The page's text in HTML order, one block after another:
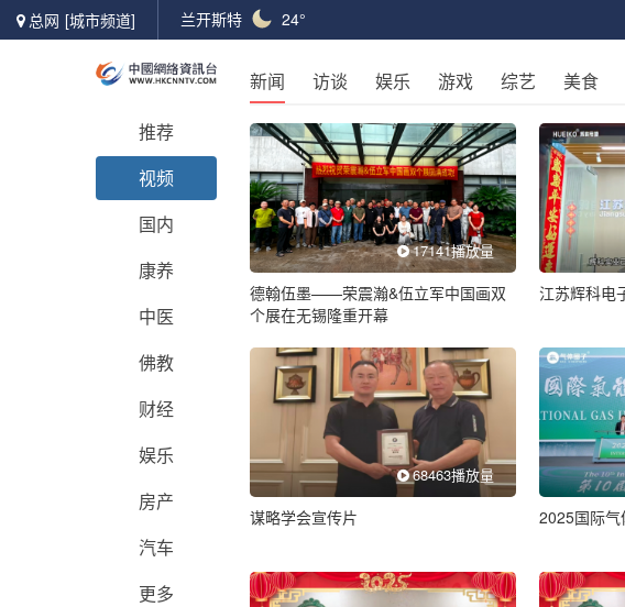
总网 [城市频道] 兰开斯特 24°
推荐
视频
国内
康养
中医
佛教
财经
娱乐
房产
汽车
更多
新闻 访谈 娱乐 游戏 综艺 美食
17141播放量
德翰伍墨——荣震瀚&伍立军中国画双
个展在无锡隆重开幕
江苏辉科电
68463播放量
谋略学会宣传片 2025国际